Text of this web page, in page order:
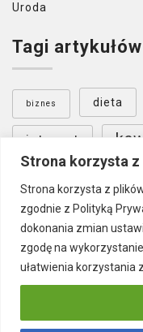
Strona korzysta
Strona korzysta z
zgodnie z Polityką
dokonania zmian
zgodę na
ułatwienia korzystania
Uroda
Tagi artykułów
biznes dieta
internet
szkolenia